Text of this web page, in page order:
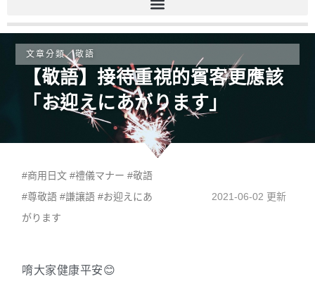
文章分類／敬語
【敬語】接待重視的賓客更應該
「お迎えにあがります」
#商用日文 #禮儀マナー #敬語
#尊敬語 #謙讓語 #お迎えにあ
がります
2021-06-02 更新
唷大家健康平安😊